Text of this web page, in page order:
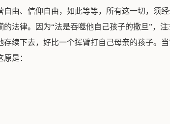
由、信仰自由，如此等等，所有这一切，须
法律。因为“法是吞噬他自己孩子的撒旦”，
续下去，好比一个挥臂打自己母亲的孩子。
是：